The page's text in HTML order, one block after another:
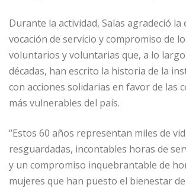
Durante la actividad, Salas agradeció la
vocación de servicio y compromiso de
voluntarios y voluntarias que, a lo largo
décadas, han escrito la historia de la
con acciones solidarias en favor de las
más vulnerables del país.
“Estos 60 años representan miles de
resguardadas, incontables horas de
y un compromiso inquebrantable de
mujeres que han puesto el bienestar